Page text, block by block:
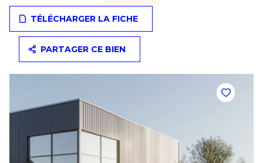
TÉLÉCHARGER LA FICHE
PARTAGER CE BIEN